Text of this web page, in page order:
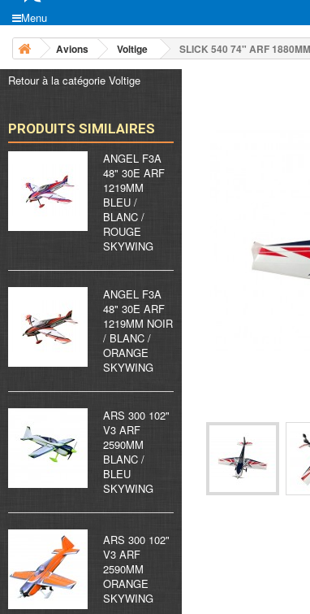
Menu
Avions Voltige SLICK 540 74" ARF
Retour à la catégorie Voltige
PRODUITS SIMILAIRES
ANGEL F3A
48" 30E ARF
1219MM
BLEU /
BLANC /
ROUGE
SKYWING
ANGEL F3A
48" 30E ARF
1219MM NOIR
/ BLANC /
ORANGE
SKYWING
ARS 300 102"
V3 ARF
2590MM
BLANC /
BLEU
SKYWING
ARS 300 102"
V3 ARF
2590MM
ORANGE
SKYWING